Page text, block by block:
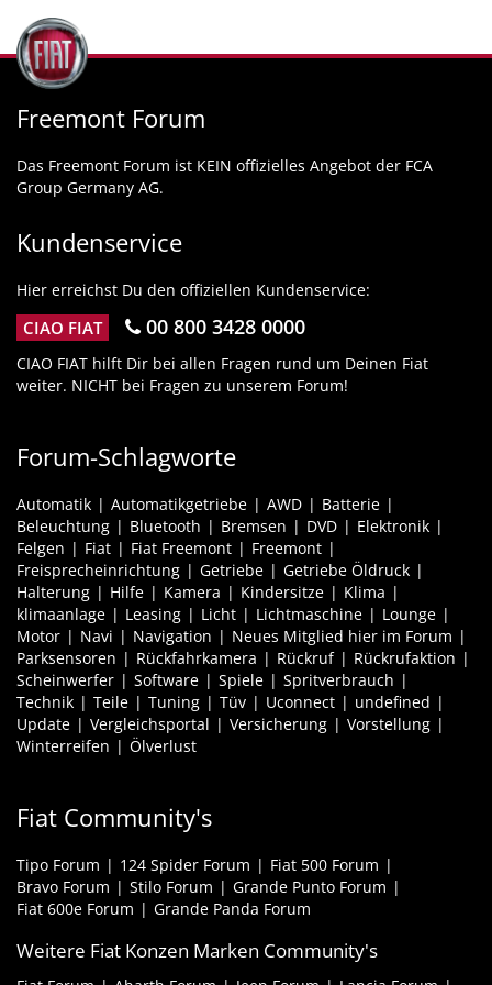
Freemont Forum
Das Freemont Forum ist KEIN offizielles Angebot der FCA
Group Germany AG.
Kundenservice
Hier erreichst Du den offiziellen Kundenservice:
CIAO FIAT 00 800 3428 0000
CIAO FIAT hilft Dir bei allen Fragen rund um Deinen Fiat
weiter. NICHT bei Fragen zu unserem Forum!
Forum-Schlagworte
Automatik Automatikgetriebe AWD
Batterie
Beleuchtung
Bluetooth Bremsen DVD
Elektronik
Felgen
Fiat Fiat Freemont
Freemont
Freisprecheinrichtung
Getriebe
Getriebe Öldruck
Halterung
Hilfe Kamera Kindersitze
Klima
klimaanlage
Leasing Licht Lichtmaschine
Lounge
Motor
Navi Navigation
Neues Mitglied hier im Forum
Parksensoren
Rückfahrkamera Rückruf
Rückrufaktion
Scheinwerfer
Software Spiele
Spritverbrauch
Technik
Teile Tuning Tüv Uconnect
undefined
Update
Vergleichsportal Versicherung
Vorstellung
Winterreifen
Ölverlust
Fiat Community's
Tipo Forum 124 Spider Forum
Fiat 500 Forum
Bravo Forum
Stilo Forum
Grande Punto Forum
Fiat 600e Forum
Grande Panda Forum
Weitere Fiat Konzen Marken Community's